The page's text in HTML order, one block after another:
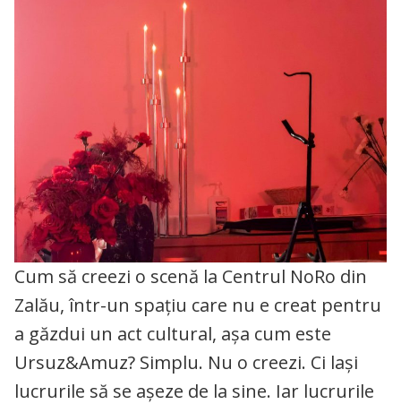
Cum să creezi o scenă la Centrul NoRo din
Zalău, într-un spațiu care nu e creat pentru
a găzdui un act cultural, așa cum este
Ursuz&Amuz? Simplu. Nu o creezi. Ci lași
lucrurile să se așeze de la sine. Iar lucrurile